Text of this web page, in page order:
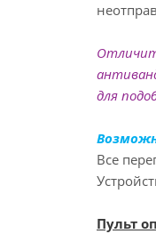
для
Все
Пульт